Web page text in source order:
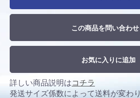
この商品を問い合わせ
お気に入りに追加
詳しい商品説明はコチラ
発送サイズ係数によって送料が変わ